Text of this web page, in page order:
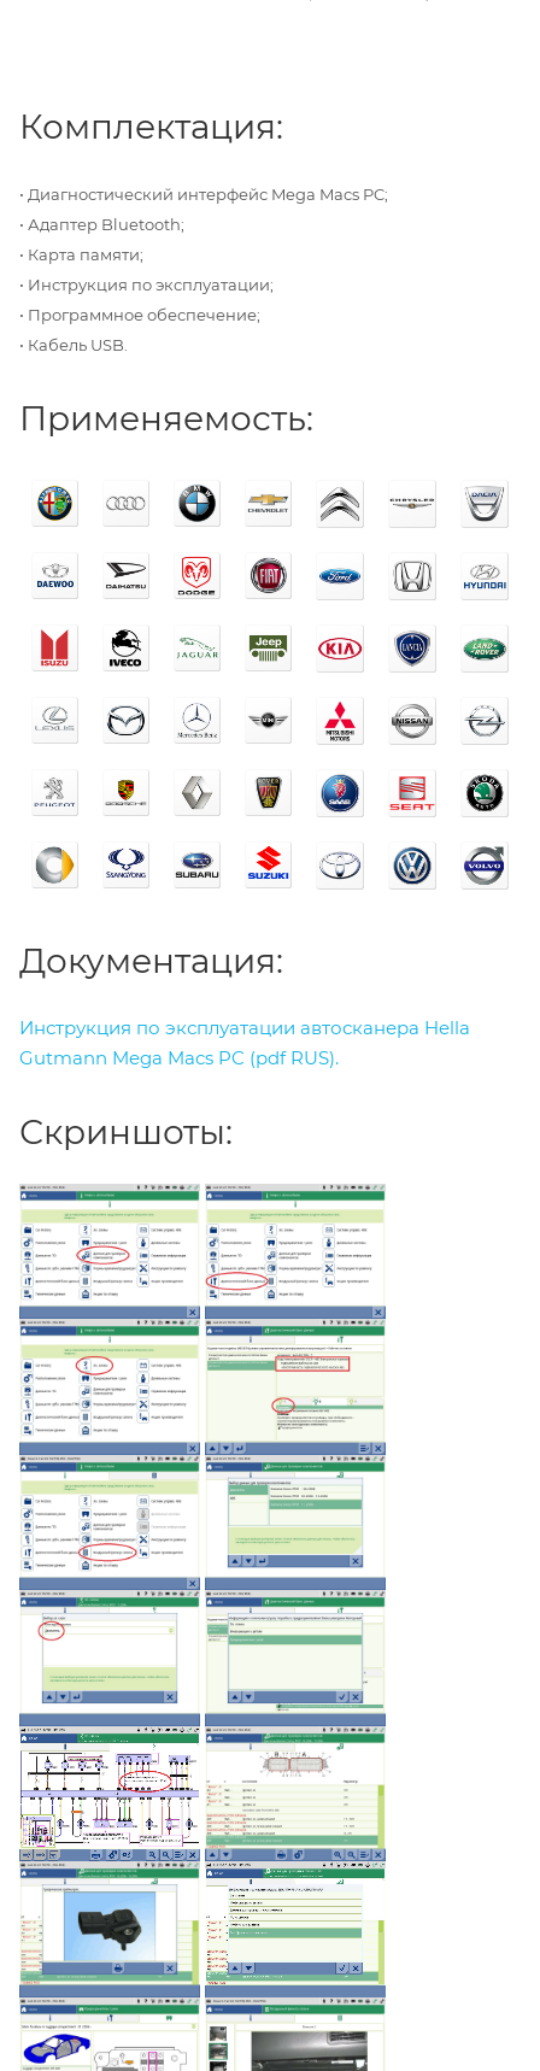
Комплектация:
• Диагностический интерфейс Mega Macs PC;
• Адаптер Bluetooth;
• Карта памяти;
• Инструкция по эксплуатации;
• Программное обеспечение;
• Кабель USB.
Применяемость:
Документация:
Инструкция по эксплуатации автосканера Hella
Gutmann Mega Macs PC (pdf RUS).
Скриншоты: